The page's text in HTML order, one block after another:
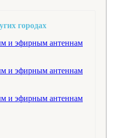
городах
и эфирным антеннам
и эфирным антеннам
и эфирным антеннам